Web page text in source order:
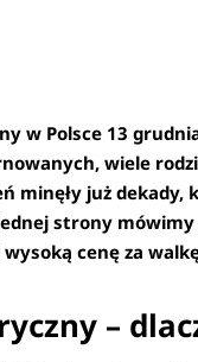
w Polsce 13
wiele
minęły już dekady,
strony
cenę za
–